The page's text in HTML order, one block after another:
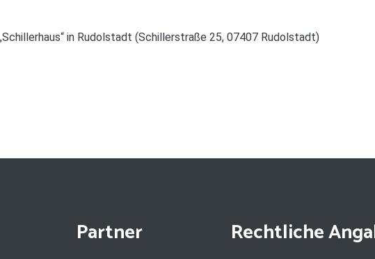
in Rudolstadt (Schillerstraße 25, 07407 Rudolstadt)
Partner Rechtliche